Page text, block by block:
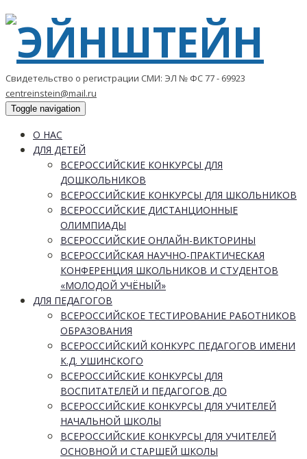
Свидетельство о регистрации СМИ: ЭЛ № ФС 77 - 69923
centreinstein@mail.ru
Toggle navigation
О НАС
ДЛЯ ДЕТЕЙ
ВСЕРОССИЙСКИЕ КОНКУРСЫ ДЛЯ
ДОШКОЛЬНИКОВ
ВСЕРОССИЙСКИЕ КОНКУРСЫ ДЛЯ ШКОЛЬНИКОВ
ВСЕРОССИЙСКИЕ ДИСТАНЦИОННЫЕ
ОЛИМПИАДЫ
ВСЕРОССИЙСКИЕ ОНЛАЙН-ВИКТОРИНЫ
ВСЕРОССИЙСКАЯ НАУЧНО-ПРАКТИЧЕСКАЯ
КОНФЕРЕНЦИЯ ШКОЛЬНИКОВ И СТУДЕНТОВ
«МОЛОДОЙ УЧЁНЫЙ»
ДЛЯ ПЕДАГОГОВ
ВСЕРОССИЙСКОЕ ТЕСТИРОВАНИЕ РАБОТНИКОВ
ОБРАЗОВАНИЯ
ВСЕРОССИЙСКИЙ КОНКУРС ПЕДАГОГОВ ИМЕНИ
К.Д. УШИНСКОГО
ВСЕРОССИЙСКИЕ КОНКУРСЫ ДЛЯ
ВОСПИТАТЕЛЕЙ И ПЕДАГОГОВ ДО
ВСЕРОССИЙСКИЕ КОНКУРСЫ ДЛЯ УЧИТЕЛЕЙ
НАЧАЛЬНОЙ ШКОЛЫ
ВСЕРОССИЙСКИЕ КОНКУРСЫ ДЛЯ УЧИТЕЛЕЙ
ОСНОВНОЙ И СТАРШЕЙ ШКОЛЫ